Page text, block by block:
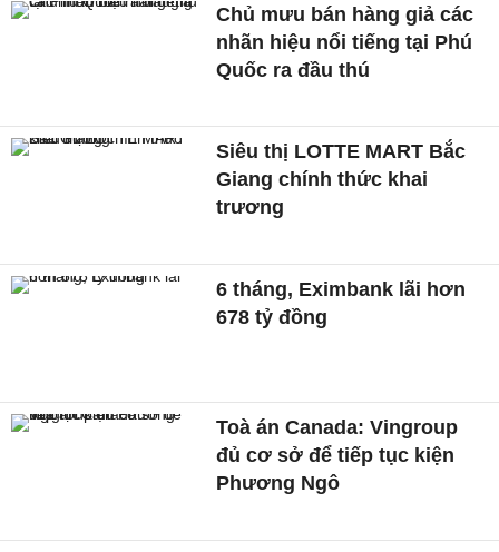
Chủ mưu bán hàng giả các
nhãn hiệu nổi tiếng tại Phú
Quốc ra đầu thú
Siêu thị LOTTE MART Bắc
Giang chính thức khai
trương
6 tháng, Eximbank lãi hơn
678 tỷ đồng
Toà án Canada: Vingroup
đủ cơ sở để tiếp tục kiện
Phương Ngô